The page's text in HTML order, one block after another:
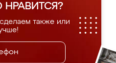
НРАВИТСЯ?
также или